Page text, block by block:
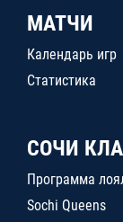
МАТЧИ
Календарь игр
Статистика
СОЧИ
Программа
Sochi Queens